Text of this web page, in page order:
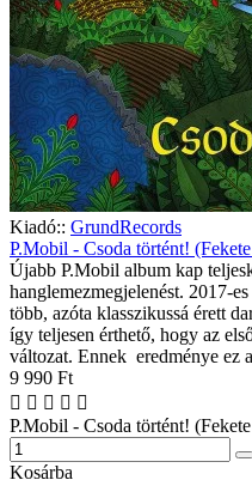
Kiadó:: GrundRecords
P.Mobil - Csoda történt!
Újabb P.Mobil album kap
hanglemezmegjelenést. 2017-
több, azóta klasszikussá érett
így teljesen érthető, hogy az
változat. Ennek eredménye ez
9 990 Ft
P.Mobil - Csoda történt!
Kosárba